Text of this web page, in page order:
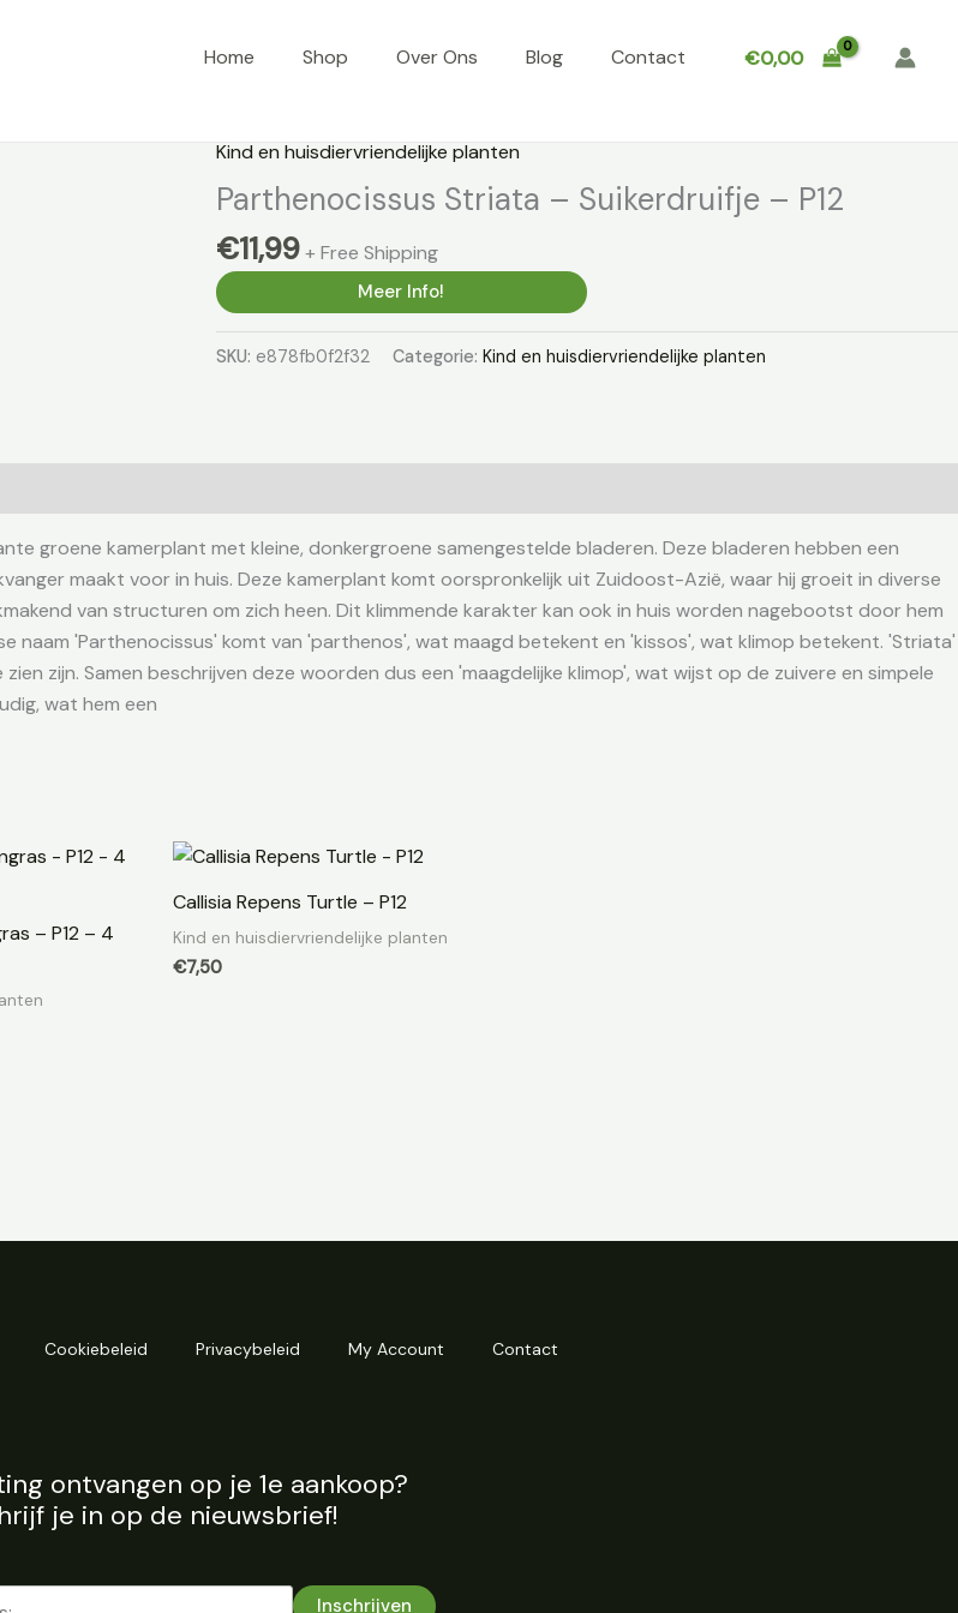
Home Shop Over Ons Blog Contact €0,00
Kind en huisdiervriendelijke planten
Parthenocissus Striata – Suikerdruifje – P12
€11,99 + Free Shipping
Meer Info!
SKU: e878fb0f2f32 Categorie: Kind en huisdiervriendelijke planten
groene kamerplant met kleine, donkergroene samengestelde bladeren. Deze bladeren hebben een
maakt voor in huis. Deze kamerplant komt oorspronkelijk uit Zuidoost-Azië, waar hij groeit in diverse
van structuren om zich heen. Dit klimmende karakter kan ook in huis worden nagebootst door hem
naam 'Parthenocissus' komt van 'parthenos', wat maagd betekent en 'kissos', wat klimop betekent. 'Striata'
zijn. Samen beschrijven deze woorden dus een 'maagdelijke klimop', wat wijst op de zuivere en simpele
wat hem een
– P12 – 4
Callisia Repens Turtle – P12
Kind en huisdiervriendelijke planten
€7,50
Cookiebeleid Privacybeleid My Account Contact
ontvangen op je 1e aankoop?
je in op de nieuwsbrief!
Inschrijven